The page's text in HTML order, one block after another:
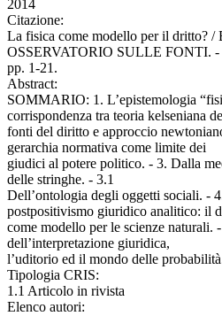
2014
Citazione:
La fisica come modello per il dritto?
OSSERVATORIO SULLE FONTI. -
pp. 1-21.
Abstract:
SOMMARIO: 1. L’epistemologia
corrispondenza tra teoria kelseniana
fonti del diritto e approccio
gerarchia normativa come limite dei
giudici al potere politico. - 3. Dalla
delle stringhe. - 3.1
Dell’ontologia degli oggetti sociali. -
postpositivismo giuridico analitico: il
come modello per le scienze naturali.
dell’interpretazione giuridica,
l’uditorio ed il mondo delle
Tipologia CRIS:
1.1 Articolo in rivista
Elenco autori: